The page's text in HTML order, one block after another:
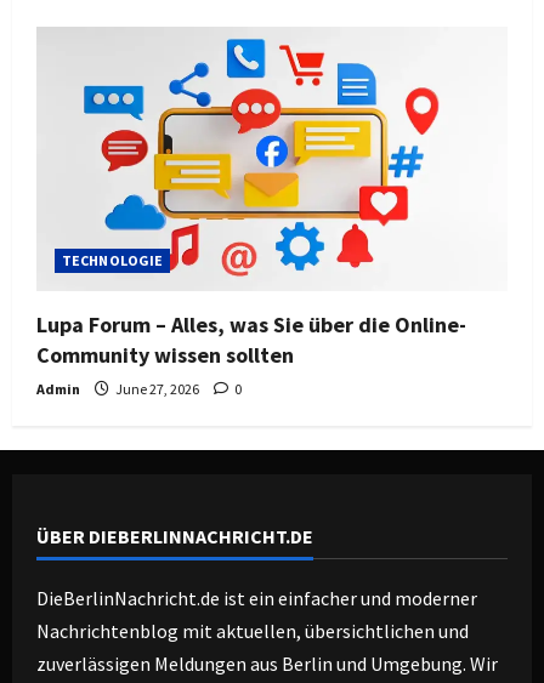
TECHNOLOGIE
Lupa Forum – Alles, was Sie über die Online-
Community wissen sollten
Admin June 27, 2026 0
ÜBER DIEBERLINNACHRICHT.DE
DieBerlinNachricht.de ist ein einfacher und moderner
Nachrichtenblog mit aktuellen, übersichtlichen und
zuverlässigen Meldungen aus Berlin und Umgebung. Wir